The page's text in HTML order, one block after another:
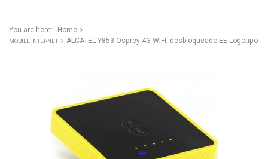
You are here: Home
MOBILE INTERNET ALCATEL Y853 Osprey 4G WIFI, desbloqueado EE Logotipo